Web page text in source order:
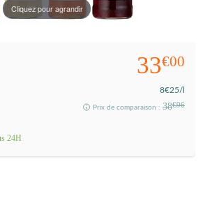
Cliquez pour agrandir
33€00
8€25/l
Prix de comparaison : 38€96
24H